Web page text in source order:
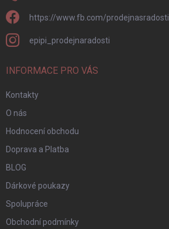
https://www.fb.com/prodejnasradosti
epipi_prodejnaradosti
INFORMACE PRO VÁS
Kontakty
O nás
Hodnocení obchodu
Doprava a Platba
BLOG
Dárkové poukazy
Spolupráce
Obchodní podmínky